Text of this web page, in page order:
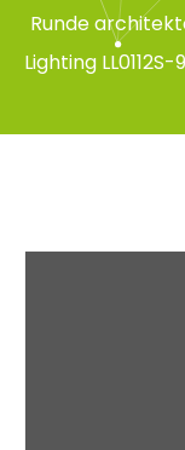
Runde
Lighting